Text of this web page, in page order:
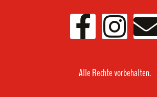
Alle Rechte vorbehalten.